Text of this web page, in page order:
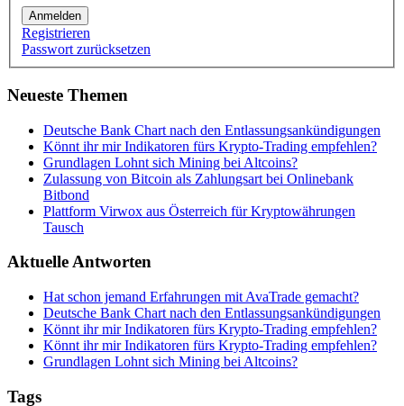
Anmelden
Registrieren
Passwort zurücksetzen
Neueste Themen
Deutsche Bank Chart nach den Entlassungsankündigungen
Könnt ihr mir Indikatoren fürs Krypto-Trading empfehlen?
Grundlagen Lohnt sich Mining bei Altcoins?
Zulassung von Bitcoin als Zahlungsart bei Onlinebank
Bitbond
Plattform Virwox aus Österreich für Kryptowährungen
Tausch
Aktuelle Antworten
Hat schon jemand Erfahrungen mit AvaTrade gemacht?
Deutsche Bank Chart nach den Entlassungsankündigungen
Könnt ihr mir Indikatoren fürs Krypto-Trading empfehlen?
Könnt ihr mir Indikatoren fürs Krypto-Trading empfehlen?
Grundlagen Lohnt sich Mining bei Altcoins?
Tags